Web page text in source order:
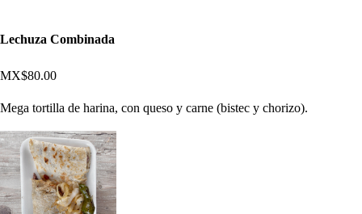
Lechuza Combinada
MX$80.00
Mega tortilla de harina, con queso y carne (bistec y chorizo).